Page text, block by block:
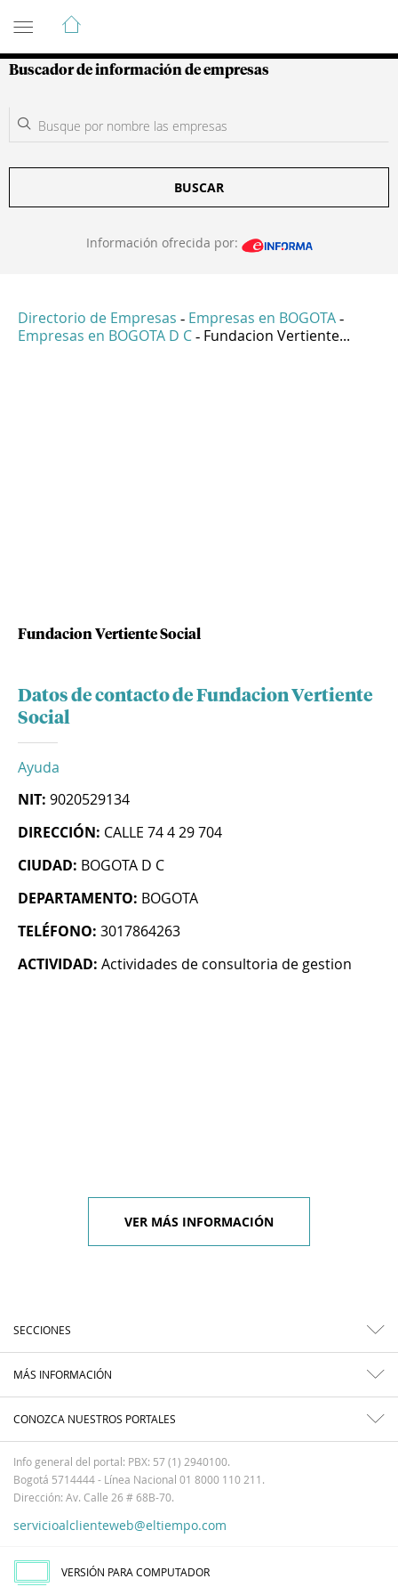
Guía de Empresas Colombianas
Buscador de información de empresas
BUSCAR
Información ofrecida por:
Directorio de Empresas - Empresas en BOGOTA -
Empresas en BOGOTA D C - Fundacion Vertiente...
Fundacion Vertiente Social
Datos de contacto de Fundacion Vertiente
Social
Ayuda
NIT: 9020529134
DIRECCIÓN: CALLE 74 4 29 704
CIUDAD: BOGOTA D C
DEPARTAMENTO: BOGOTA
TELÉFONO: 3017864263
ACTIVIDAD: Actividades de consultoria de gestion
VER MÁS INFORMACIÓN
SECCIONES
MÁS INFORMACIÓN
CONOZCA NUESTROS PORTALES
Info general del portal: PBX: 57 (1) 2940100.
Bogotá 5714444 - Línea Nacional 01 8000 110 211.
Dirección: Av. Calle 26 # 68B-70.
servicioalclienteweb@eltiempo.com
VERSIÓN PARA COMPUTADOR